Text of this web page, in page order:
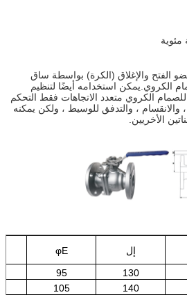
الفتح والإغلاق (الكرة) بواسطة ساق
الكروي.يمكن استخدامه أيضًا لتنظيم
الكروي متعدد الاتجاهات فقط التحكم
والانقسام ، والتدفق للوسيط ، ولكن يمكنه
الأخريين.
إل φE
130
95
140
105